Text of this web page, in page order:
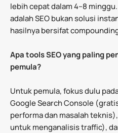
lebih cepat dalam 4–8
adalah SEO bukan solusi
hasilnya bersifat
Apa tools SEO yang paling
pemula?
Untuk pemula, fokus dulu
Google Search Console
performa dan masalah
untuk menganalisis traffic),